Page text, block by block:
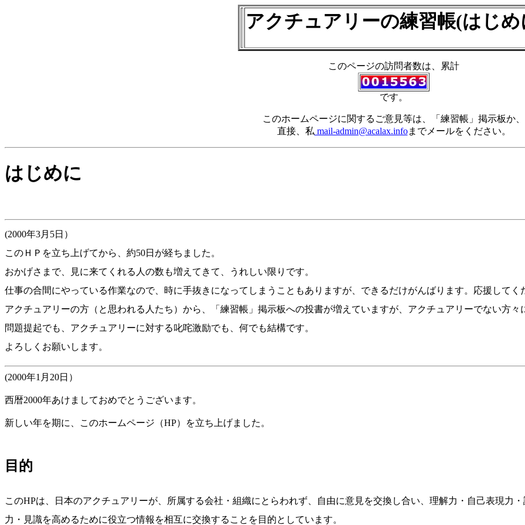
アクチュアリーの練習帳(はじめ
このページの訪問者数は、累計
です。
このホームページに関するご意見等は、「練習帳」掲示板か、
直接、私 mail-admin@acalax.infoまでメールをください。
はじめに
(2000年3月5日）
このＨＰを立ち上げてから、約50日が経ちました。
おかげさまで、見に来てくれる人の数も増えてきて、うれしい限りです。
仕事の合間にやっている作業なので、時に手抜きになってしまうこともありますが、できるだけがんばります。応援してく
アクチュアリーの方（と思われる人たち）から、「練習帳」掲示板への投書が増えていますが、アクチュアリーでない方
問題提起でも、アクチュアリーに対する叱咤激励でも、何でも結構です。
よろしくお願いします。
(2000年1月20日）
西暦2000年あけましておめでとうございます。
新しい年を期に、このホームページ（HP）を立ち上げました。
目的
このHPは、日本のアクチュアリーが、所属する会社・組織にとらわれず、自由に意見を交換し合い、理解力・自己表現力
力・見識を高めるために役立つ情報を相互に交換することを目的としています。